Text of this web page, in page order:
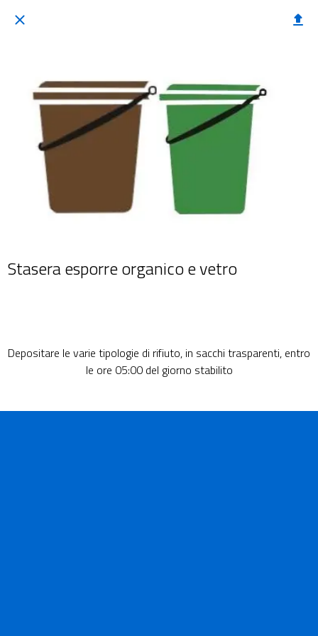
Stasera esporre organico e vetro
Depositare le varie tipologie di rifiuto, in sacchi trasparenti, entro
le ore 05:00 del giorno stabilito